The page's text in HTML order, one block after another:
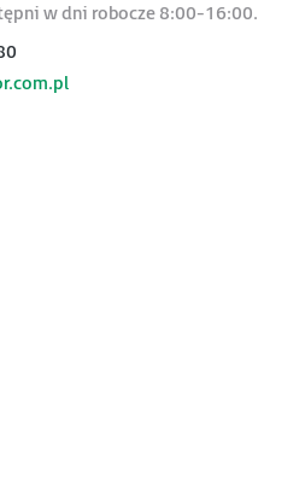
w dni robocze 8:00-16:00.